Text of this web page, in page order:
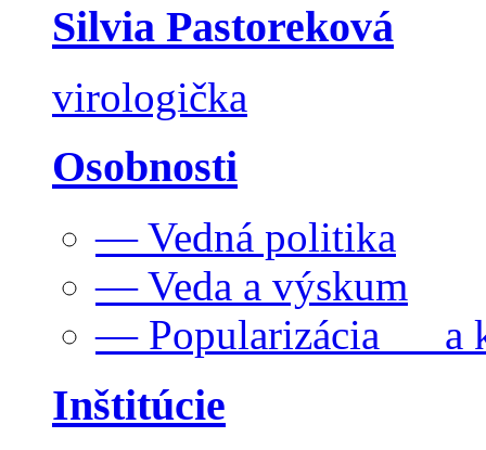
Silvia Pastoreková
virologička
Osobnosti
— Vedná politika
— Veda a výskum
— Popularizácia a
Inštitúcie